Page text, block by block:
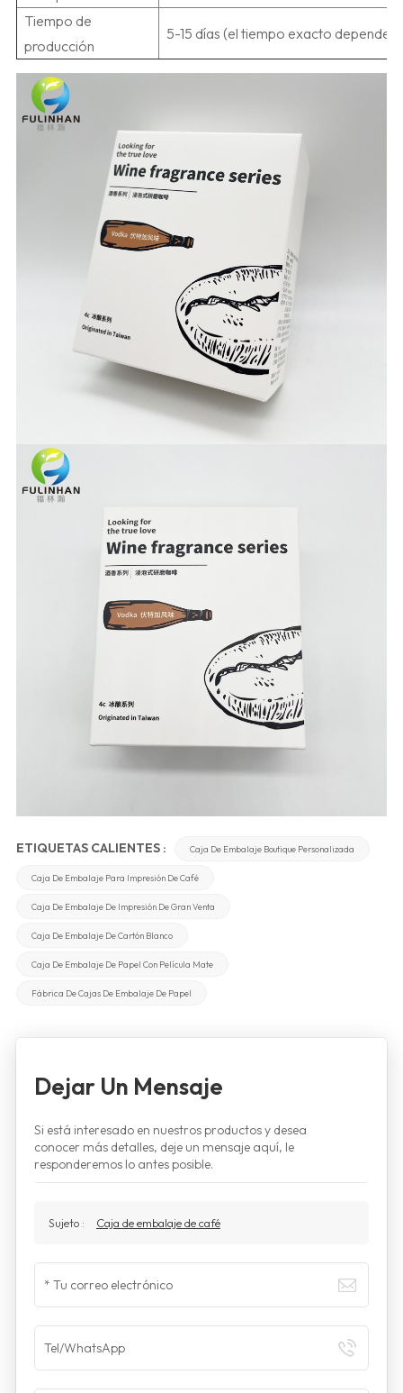
Tiempo de
producción
5-15 días (el tiempo exacto
ETIQUETAS CALIENTES : Caja De Embalaje Boutique Personalizada
Caja De Embalaje Para Impresión De Café
Caja De Embalaje De Impresión De Gran Venta
Caja De Embalaje De Cartón Blanco
Caja De Embalaje De Papel Con Película Mate
Fábrica De Cajas De Embalaje De Papel
Dejar Un Mensaje
Si está interesado en nuestros productos y desea
conocer más detalles, deje un mensaje aquí, le
responderemos lo antes posible.
Sujeto : Caja de embalaje de café